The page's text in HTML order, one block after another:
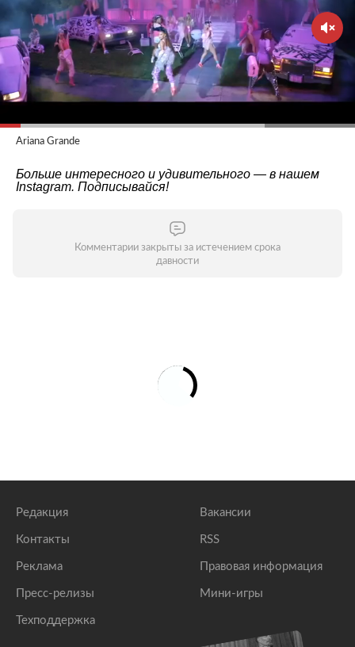
Ariana Grande
Больше интересного и удивительного — в нашем
Instagram. Подписывайся!
Комментарии закрыты за истечением срока
давности
Редакция
Контакты
Реклама
Пресс-релизы
Техподдержка
Вакансии
RSS
Правовая информация
Мини-игры